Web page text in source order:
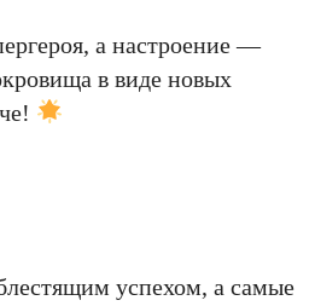
а настроение —
в виде новых
успехом, а самые